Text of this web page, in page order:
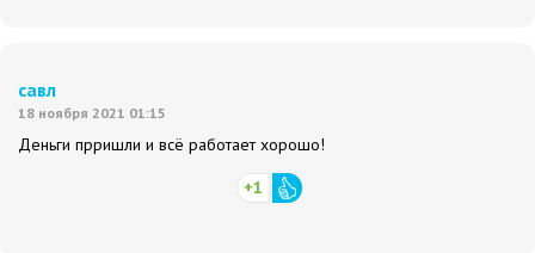
савл
18 ноября 2021 01:15
Деньги прришли и всё работает хорошо!
+1